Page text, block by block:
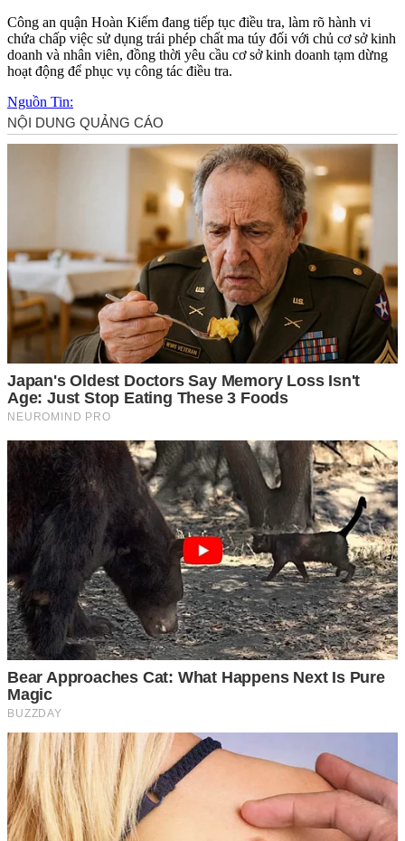
Công an quận Hoàn Kiếm đang tiếp tục điều tra, làm rõ hành vi
chứa chấp việc sử dụng trái phép chất m‌a tú‌y đối với chủ cơ sở kinh
doanh và nhân viên, đồng thời yêu cầu cơ sở kinh doanh tạm dừng
hoạt động để phục vụ công tác điều tra.
Nguồn Tin: